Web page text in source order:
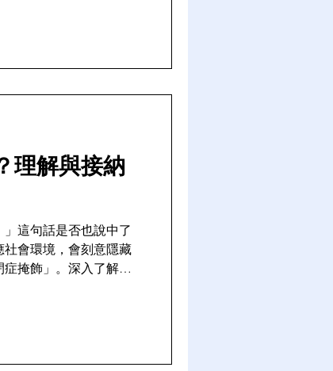
理解與接納
」這句話是否也說中了
會環境，會刻意隱藏
掩飾」。深入了解自